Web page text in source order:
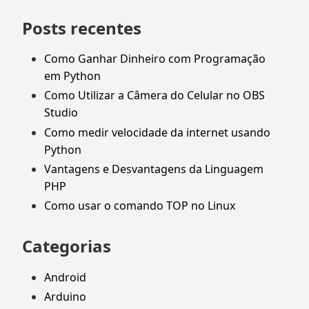
Posts recentes
Como Ganhar Dinheiro com Programação
em Python
Como Utilizar a Câmera do Celular no OBS
Studio
Como medir velocidade da internet usando
Python
Vantagens e Desvantagens da Linguagem
PHP
Como usar o comando TOP no Linux
Categorias
Android
Arduino